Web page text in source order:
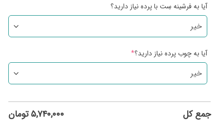
آیا به فرشینه سِت با پرده نیاز دارید؟
آیا به چوب پرده نیاز دارید؟*
جمع کل ۵,۷۴۰,۰۰۰ تومان